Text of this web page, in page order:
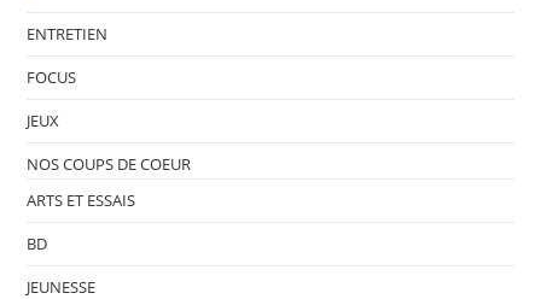
ENTRETIEN
FOCUS
JEUX
NOS COUPS DE COEUR
ARTS ET ESSAIS
BD
JEUNESSE